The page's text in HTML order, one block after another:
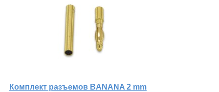
Комплект разъемов BANANA 2 mm